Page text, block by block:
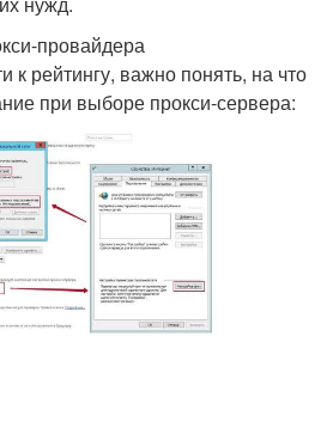
провайдера
к рейтингу, важно понять, на что
при выборе прокси-сервера: